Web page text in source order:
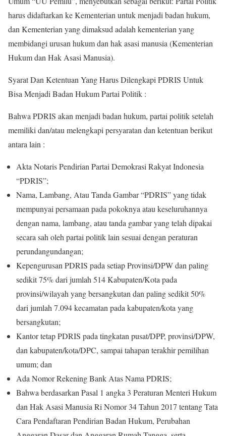
harus didaftarkan ke Kementerian untuk menjadi badan hukum,
dan Kementerian yang dimaksud adalah kementerian yang
membidangi urusan hukum dan hak asasi manusia (Kementerian
Hukum dan Hak Asasi Manusia).
Syarat Dan Ketentuan Yang Harus Dilengkapi PDRIS Untuk
Bisa Menjadi Badan Hukum Partai Politik :
Bahwa PDRIS akan menjadi badan hukum, partai politik setelah
memiliki dan/atau melengkapi persyaratan dan ketentuan berikut
antara lain :
Akta Notaris Pendirian Partai Demokrasi Rakyat Indonesia
“PDRIS”;
Nama, Lambang, Atau Tanda Gambar “PDRIS” yang tidak
mempunyai persamaan pada pokoknya atau keseluruhannya
dengan nama, lambang, atau tanda gambar yang telah dipakai
secara sah oleh partai politik lain sesuai dengan peraturan
perundangundangan;
Kepengurusan PDRIS pada setiap Provinsi/DPW dan paling
sedikit 75% dari jumlah 514 Kabupaten/Kota pada
provinsi/wilayah yang bersangkutan dan paling sedikit 50%
dari jumlah 7.094 kecamatan pada kabupaten/kota yang
bersangkutan;
Kantor tetap PDRIS pada tingkatan pusat/DPP, provinsi/DPW,
dan kabupaten/kota/DPC, sampai tahapan terakhir pemilihan
umum; dan
Ada Nomor Rekening Bank Atas Nama PDRIS;
Bahwa berdasarkan Pasal 1 angka 3 Peraturan Menteri Hukum
dan Hak Asasi Manusia Ri Nomor 34 Tahun 2017 tentang Tata
Cara Pendaftaran Pendirian Badan Hukum, Perubahan